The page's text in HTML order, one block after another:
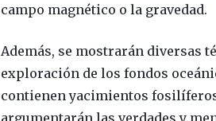
campo magnético o la gravedad.
Además, se mostrarán diversas
exploración de los fondos
contienen yacimientos
argumentarán las verdades y